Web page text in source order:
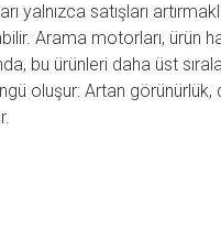
yalnızca satışları
Arama motorları, ürün
bu ürünleri daha üst
oluşur: Artan